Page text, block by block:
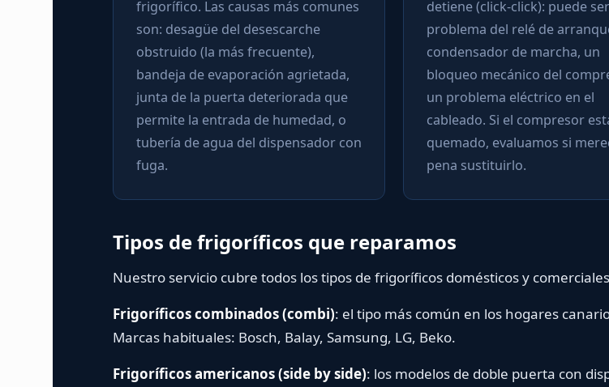
frigorífico. Las causas más comunes
son: desagüe del desescarche
obstruido (la más frecuente),
bandeja de evaporación agrietada,
junta de la puerta deteriorada que
permite la entrada de humedad, o
tubería de agua del dispensador con
fuga.
detiene (click-click): puede
problema del relé de
condensador de marcha, un
bloqueo mecánico del
un problema eléctrico en el
cableado. Si el compresor
quemado, evaluamos si
pena sustituirlo.
Tipos de frigoríficos que reparamos
Nuestro servicio cubre todos los tipos de frigoríficos domésticos y
Frigoríficos combinados (combi): el tipo más común en los hogares
Marcas habituales: Bosch, Balay, Samsung, LG, Beko.
Frigoríficos americanos (side by side): los modelos de doble puerta con